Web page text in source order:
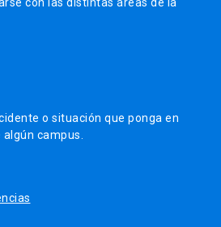
o situación que ponga en
campus.